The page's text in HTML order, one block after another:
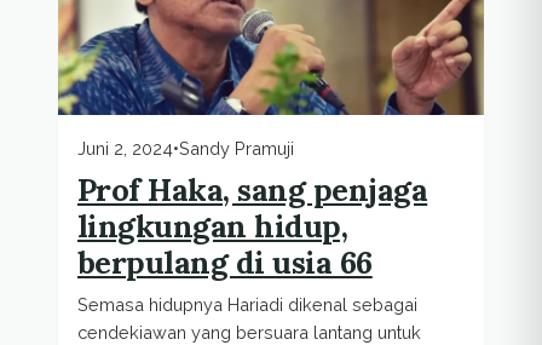
Juni 2, 2024•Sandy Pramuji
Prof Haka, sang penjaga
lingkungan hidup,
berpulang di usia 66
Semasa hidupnya Hariadi dikenal sebagai
cendekiawan yang bersuara lantang untuk